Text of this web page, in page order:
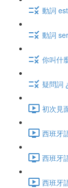
動詞
動詞
你叫什
疑問詞
初次見
西班牙
西班牙
西班牙